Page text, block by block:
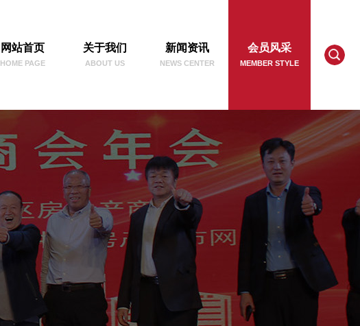
会员风采
MEMBER STYLE
新闻资讯
NEWS CENTER
关于我们
ABOUT US
网站首页
HOME PAGE